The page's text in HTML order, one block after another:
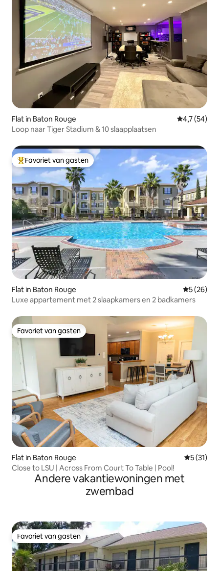
Flat in Baton Rouge
4,7 (54)
Loop naar Tiger Stadium & 10 slaapplaatsen
Topfavoriet van gasten
Favoriet van gasten
Flat in Baton Rouge
5 (26)
Luxe appartement met 2 slaapkamers en 2 badkamers
Favoriet van gasten
Favoriet van gasten
Flat in Baton Rouge
5 (31)
Close to LSU | Across From Court To Table | Pool!
Andere vakantiewoningen met
zwembad
Favoriet van gasten
Favoriet van gasten